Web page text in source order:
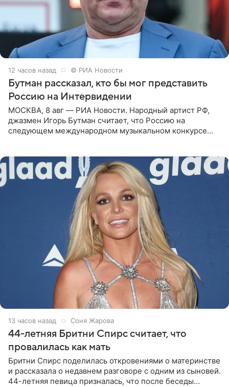
12 часов назад © РИА Новости
Бутман рассказал, кто бы мог представить
Россию на Интервидении
МОСКВА, 8 авг — РИА Новости. Народный артист РФ,
джазмен Игорь Бутман считает, что Россию на
следующем международном музыкальном конкурсе
13 часов назад Соня Жарова
44-летняя Бритни Спирс считает, что
провалилась как мать
Бритни Спирс поделилась откровениями о материнстве
и рассказала о недавнем разговоре с одним из сыновей.
44-летняя певица призналась, что после беседы